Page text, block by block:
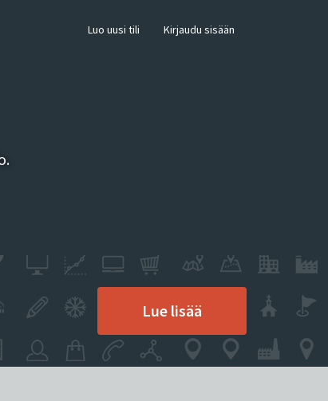
Luo uusi tili Kirjaudu sisään
Lue lisää